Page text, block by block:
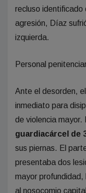
recluso
agresión, Díaz
izquierda.
Personal
Ante el desorden,
inmediato para
de violencia mayor.
guardiacárcel de
sus piernas. El
presentaba dos
mayor profundidad,
al nosocomio